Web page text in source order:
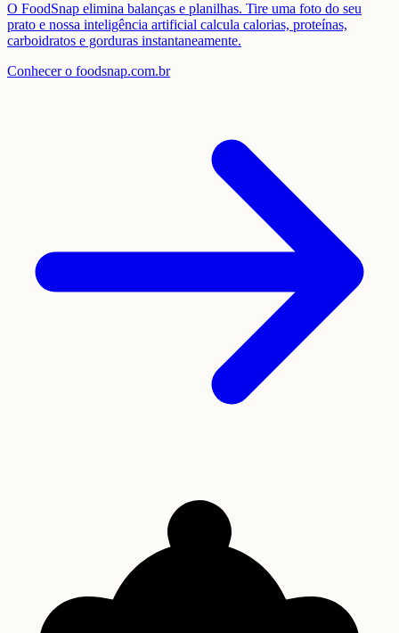
O FoodSnap elimina balanças e planilhas. Tire uma foto do seu
prato e nossa inteligência artificial calcula calorias, proteínas,
carboidratos e gorduras instantaneamente.
Conhecer o foodsnap.com.br